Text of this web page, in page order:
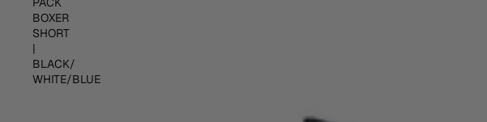
BOXER
SHORT
|
BLACK/
WHITE/BLUE